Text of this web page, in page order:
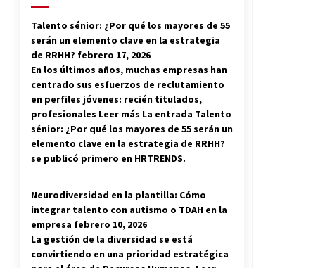
Talento sénior: ¿Por qué los mayores de 55
serán un elemento clave en la estrategia
de RRHH? febrero 17, 2026
En los últimos años, muchas empresas han
centrado sus esfuerzos de reclutamiento
en perfiles jóvenes: recién titulados,
profesionales Leer más La entrada Talento
sénior: ¿Por qué los mayores de 55 serán un
elemento clave en la estrategia de RRHH?
se publicó primero en HRTRENDS.
Neurodiversidad en la plantilla: Cómo
integrar talento con autismo o TDAH en la
empresa febrero 10, 2026
La gestión de la diversidad se está
convirtiendo en una prioridad estratégica